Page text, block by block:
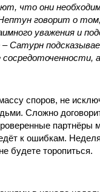
что они
говорит о
уважения и
– Сатурн
споров, не
Сложно
партнёры
к ошибкам.
будете торопиться.